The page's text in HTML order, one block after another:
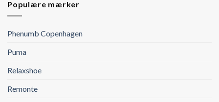
Populære mærker
Phenumb Copenhagen
Puma
Relaxshoe
Remonte